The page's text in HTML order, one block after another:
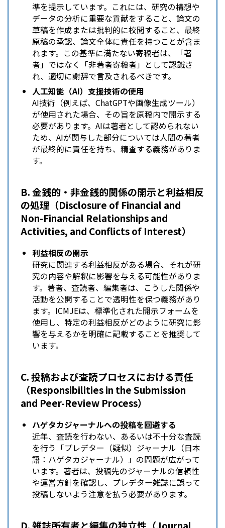
準を提示しています。これには、研究の構想や
データの分析に重要な貢献をすること、論文の
草稿を作成または批判的に校閲すること、最終
原稿の承認、論文全体に責任を持つことが含ま
れます。この基準に満たない寄稿者は、「著
者」ではなく「非著者寄稿者」として認識さ
れ、適切に謝辞で言及されるべきです。
人工知能（AI）支援技術の使用
AI技術（例えば、ChatGPTや画像生成ツール）
が使用された場合、その旨を原稿内で開示する
必要があります。AIは著者として認められない
ため、AIが関与した部分については人間の著者
が最終的に責任を持ち、精査する義務がありま
す。
B. 金銭的・非金銭的関係の開示と利益相反
の処理（Disclosure of Financial and
Non-Financial Relationships and
Activities, and Conflicts of Interest）
利益相反の開示
研究に関連する利益相反がある場合、それが研
究の内容や解釈に影響を与える可能性がありま
す。著者、査読者、編集者は、こうした関係や
活動を公開することで透明性を保つ義務があり
ます。ICMJEは、標準化された開示フォームを
使用し、特定の利益相反がどのように研究に影
響を与えるかを明確に記載することを推奨して
います。
C. 投稿および査読プロセスにおける責任
（Responsibilities in the Submission
and Peer-Review Process）
ハゲタカジャーナルへの投稿を回避する
近年、査読を行わない、あるいは不十分な査読
を行う「プレデター（疑似）ジャーナル（日本
語：ハゲタカジャーナル）」の問題が広がって
います。著者は、投稿先のジャーナルの信頼性
や運営方針を確認し、プレデター雑誌に誤って
投稿しないよう注意を払う必要があります。
D. 雑誌所有者と編集の独立性（Journal